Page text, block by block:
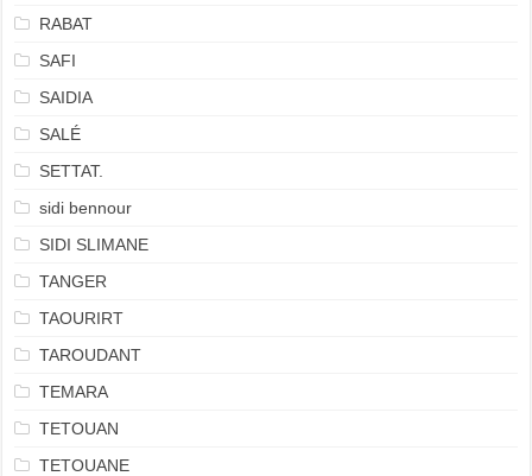
RABAT
SAFI
SAIDIA
SALÉ
SETTAT.
sidi bennour
SIDI SLIMANE
TANGER
TAOURIRT
TAROUDANT
TEMARA
TETOUAN
TETOUANE